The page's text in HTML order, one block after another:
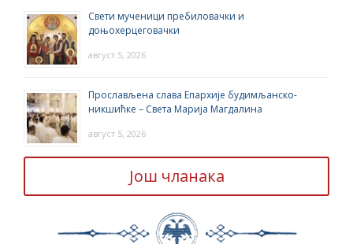
Свети мученици пребиловачки и
доњохерцеговачки
август 5, 2026
Прослављена слава Епархије будимљанско-
никшићке – Света Марија Магдалина
август 5, 2026
Још чланака